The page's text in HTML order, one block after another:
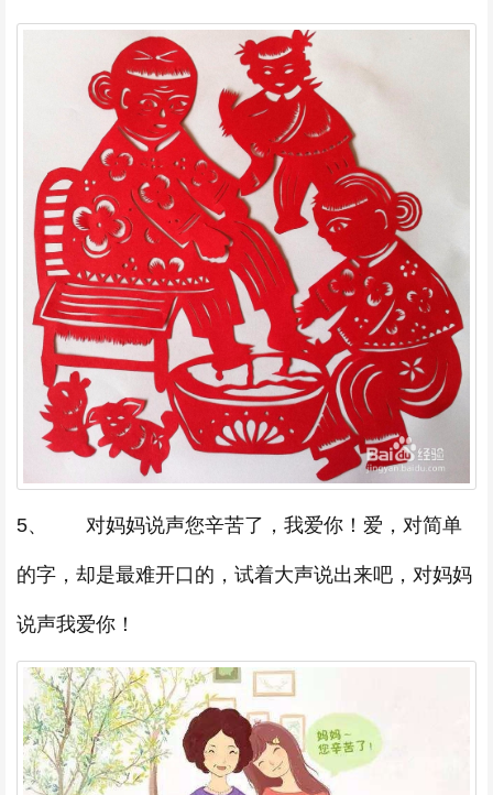
5、 对妈妈说声您辛苦了，我爱你！爱，对简单
的字，却是最难开口的，试着大声说出来吧，对妈妈
说声我爱你！